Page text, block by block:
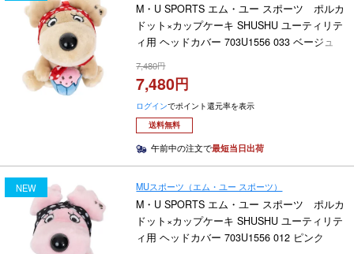
M・U SPORTS エム・ユー スポーツ ポルカ
ドット×カップケーキ SHUSHU ユーティリテ
ィ用 ヘッドカバー 703U1556 033 ベージュ
7,480
7,480
ログインでポイント還元率を表示
送料無料
午前中の注文で最短当日出荷
NEW MUスポーツ（エム・ユー スポーツ）
M・U SPORTS エム・ユー スポーツ ポルカ
ドット×カップケーキ SHUSHU ユーティリテ
ィ用 ヘッドカバー 703U1556 012 ピンク